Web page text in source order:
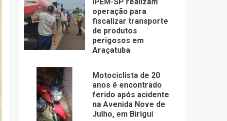
IPEM-SP realizam
operação para
fiscalizar transporte
de produtos
perigosos em
Araçatuba
Motociclista de 20
anos é encontrado
ferido após acidente
na Avenida Nove de
Julho, em Birigui